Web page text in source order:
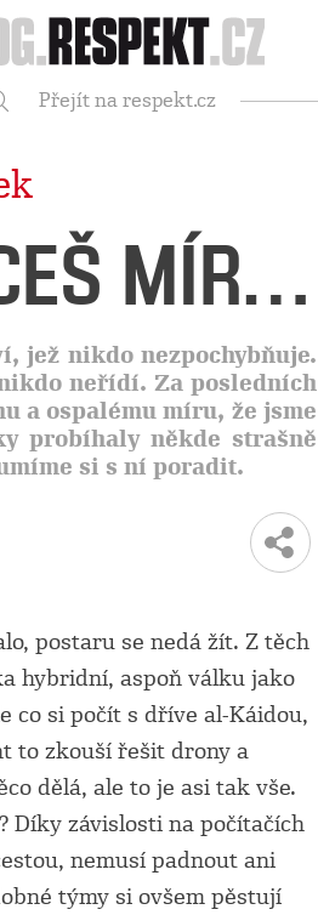
Respekt
Přejít na respekt.cz
MÍR…
jež nikdo nezpochybňuje.
neřídí. Za posledních
a ospalému míru, že jsme
probíhaly někde strašně
si s ní poradit.
postaru se nedá žít. Z těch
hybridní, aspoň válku jako
co si počít s dříve al-Káidou,
to zkouší řešit drony a
dělá, ale to je asi tak vše.
Díky závislosti na počítačích
nemusí padnout ani
týmy si ovšem pěstují